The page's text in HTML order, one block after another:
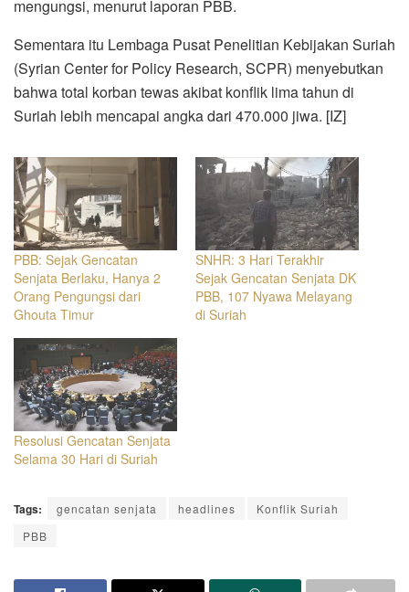
mengungsi, menurut laporan PBB.
Sementara itu Lembaga Pusat Penelitian Kebijakan Suriah
(Syrian Center for Policy Research, SCPR) menyebutkan
bahwa total korban tewas akibat konflik lima tahun di
Suriah lebih mencapai angka dari 470.000 jiwa. [IZ]
PBB: Sejak Gencatan
Senjata Berlaku, Hanya 2
Orang Pengungsi dari
Ghouta Timur
SNHR: 3 Hari Terakhir
Sejak Gencatan Senjata DK
PBB, 107 Nyawa Melayang
di Suriah
Resolusi Gencatan Senjata
Selama 30 Hari di Suriah
Tags: gencatan senjata headlines
Konflik Suriah
PBB